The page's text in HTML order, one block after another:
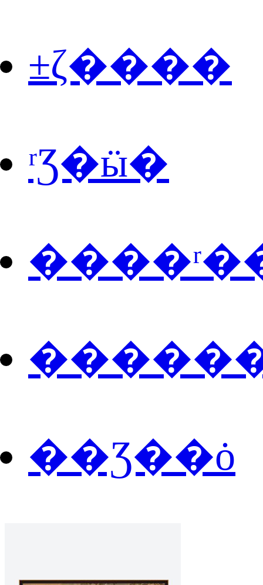
±ζ����
ʳƷ�ӹ�
��Ʒ��ȯ